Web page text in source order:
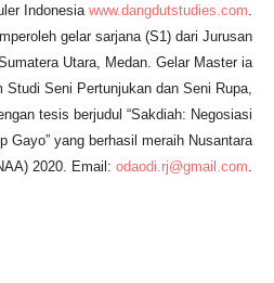
Indonesia www.dangdutstudies.com.
gelar sarjana (S1) dari Jurusan
Utara, Medan. Gelar Master ia
Studi Seni Pertunjukan dan Seni Rupa,
tesis berjudul “Sakdiah: Negosiasi
Gayo” yang berhasil meraih Nusantara
2020. Email: odaodi.rj@gmail.com.